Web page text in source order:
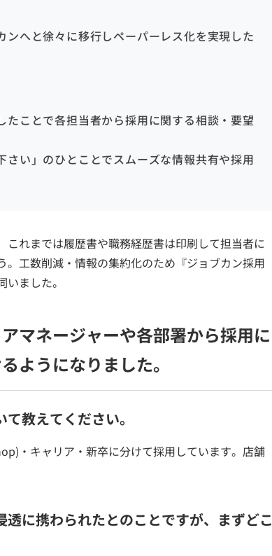
へと徐々に移行しペーパーレス化を実現した
たことで各担当者から採用に関する相談・要望
さい」のひとことでスムーズな情報共有や採用
れまでは履歴書や職務経歴書は印刷して担当者に
工数削減・情報の集約化のため『ジョブカン採用
ました。
マネージャーや各部署から採用に
ようになりました。
教えてください。
・キャリア・新卒に分けて採用しています。店舗
に携わられたとのことですが、まずどこ